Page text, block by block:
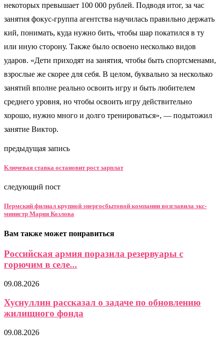
некоторых превышает 100 000 рублей. Подводя итог, за час
занятия фокус-группа агентства научилась правильно держать
кий, понимать, куда нужно бить, чтобы шар покатился в ту
или иную сторону. Также было освоено несколько видов
ударов. «Дети приходят на занятия, чтобы быть спортсменами,
взрослые же скорее для себя. В целом, буквально за несколько
занятий вполне реально освоить игру и быть любителем
среднего уровня, но чтобы освоить игру действительно
хорошо, нужно много и долго тренироваться», — подытожил
занятие Виктор.
предыдущая запись
Ключевая ставка остановит рост зарплат
следующий пост
Пермский филиал крупной энергосбытовой компании возглавила экс-
министр Мария Козлова
Вам также может понравиться
Российская армия поразила резервуары с
горючим в селе...
09.08.2026
Хуснуллин рассказал о задаче по обновлению
жилищного фонда
09.08.2026